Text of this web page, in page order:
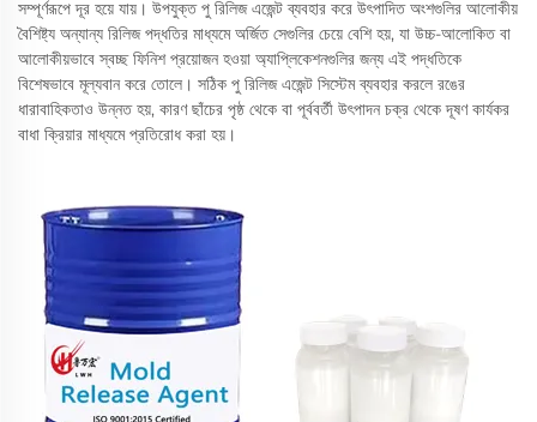
সম্পূর্ণরূপে দূর হয়ে যায়। উপযুক্ত পু রিলিজ এজেন্ট ব্যবহার করে উৎপাদিত অংশগুলির আলোকীয়
বৈশিষ্ট্য অন্যান্য রিলিজ পদ্ধতির মাধ্যমে অর্জিত সেগুলির চেয়ে বেশি হয়, যা উচ্চ-আলোকিত বা
আলোকীয়ভাবে স্বচ্ছ ফিনিশ প্রয়োজন হওয়া অ্যাপ্লিকেশনগুলির জন্য এই পদ্ধতিকে
বিশেষভাবে মূল্যবান করে তোলে। সঠিক পু রিলিজ এজেন্ট সিস্টেম ব্যবহার করলে রঙের
ধারাবাহিকতাও উন্নত হয়, কারণ ছাঁচের পৃষ্ঠ থেকে বা পূর্ববর্তী উৎপাদন চক্র থেকে দূষণ কার্যকর
বাধা ক্রিয়ার মাধ্যমে প্রতিরোধ করা হয়।